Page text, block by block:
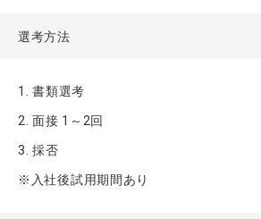
選考方法
1. 書類選考
2. 面接 1～2回
3. 採否
※入社後試用期間あり